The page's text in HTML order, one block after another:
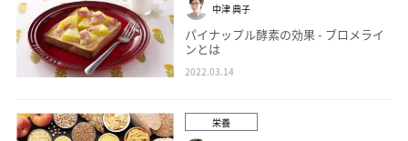
中津 典子
パイナップル酵素の効果 - ブロメライ
ンとは
2022.03.14
栄養